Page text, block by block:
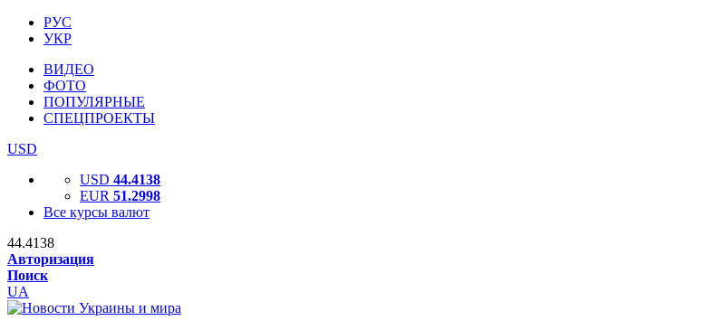
РУС
УКР
ВИДЕО
ФОТО
ПОПУЛЯРНЫЕ
СПЕЦПРОЕКТЫ
USD
USD 44.4138
EUR 51.2998
Все курсы валют
44.4138
Авторизация
Поиск
UA